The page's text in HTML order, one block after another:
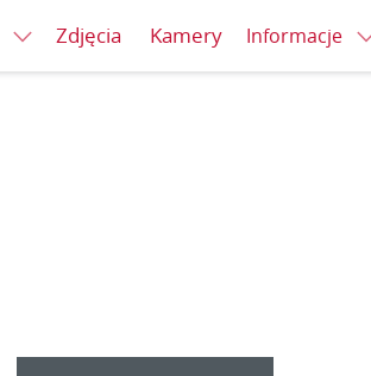
Zdjęcia Kamery Informacje